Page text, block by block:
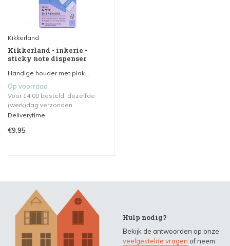
Kikkerland
Kikkerland - inkerie -
sticky note dispenser
Handige houder met plak...
Op voorraad
Voor 14.00 besteld, dezelfde
(werk)dag verzonden.
Deliverytime
€9,95
Hulp nodig?
Bekijk de antwoorden op onze
veelgestelde vragen of neem